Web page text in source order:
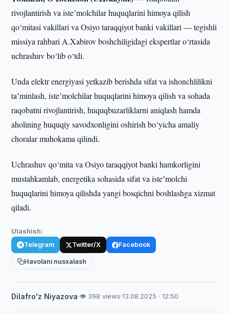
rivojlantirish va isteʼmolchilar huquqlarini himoya qilish
qo‘mitasi vakillari va Osiyo taraqqiyot banki vakillari — tegishli
missiya rahbari A.Xabirov boshchiligidagi ekspertlar o‘rtasida
uchrashuv bo‘lib o‘tdi.
Unda elektr energiyasi yetkazib berishda sifat va ishonchlilikni
taʼminlash, isteʼmolchilar huquqlarini himoya qilish va sohada
raqobatni rivojlantirish, huquqbuzarliklarni aniqlash hamda
aholining huquqiy savodxonligini oshirish bo‘yicha amaliy
choralar muhokama qilindi.
Uchrashuv qo‘mita va Osiyo taraqqiyot banki hamkorligini
mustahkamlab, energetika sohasida sifat va isteʼmolchi
huquqlarini himoya qilishda yangi bosqichni boshlashga xizmat
qiladi.
Ulashish:
Telegram Twitter/X Facebook
Havolani nusxalash
Dilafro'z Niyazova·👁 398 views·13.08.2025 · 12:50